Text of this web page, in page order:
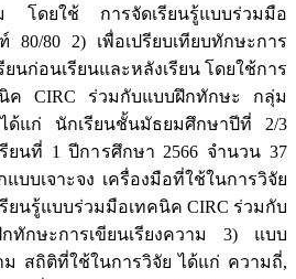
ม โดยใช้ การจัดเรียนรู้แบบร่วมมือ
80 2) เพื่อเปรียบเทียบทักษะการ
ยนก่อนเรียนและหลังเรียน โดยใช้การ
นิค CIRC ร่วมกับแบบฝึกทักษะ กลุ่ม
ด้แก่ นักเรียนชั้นมัธยมศึกษาปีที่ 2/3
ยนที่ 1 ปีการศึกษา 2566 จำนวน 37
บบเจาะจง เครื่องมือที่ใช้ในการวิจัย
ยนรู้แบบร่วมมือเทคนิค CIRC ร่วมกับ
กษะการเขียนเรียงความ 3) แบบ
ม สถิติที่ใช้ในการวิจัย ได้แก่ ความถี่,